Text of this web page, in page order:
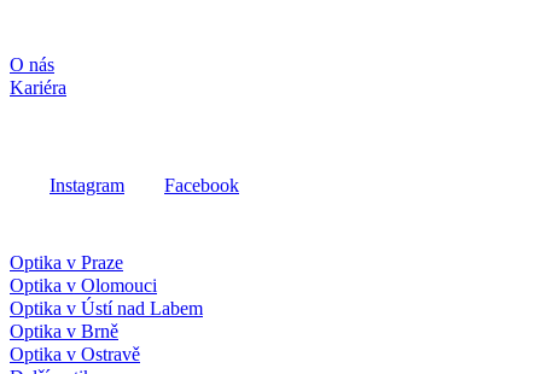
O nás
Kariéra
Instagram Facebook
Optika v Praze
Optika v Olomouci
Optika v Ústí nad Labem
Optika v Brně
Optika v Ostravě